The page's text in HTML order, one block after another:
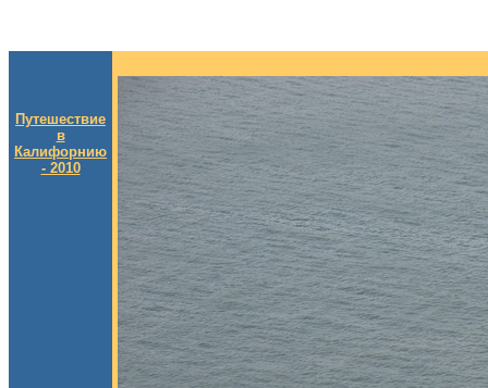
Путешествие
в
Калифорнию
- 2010